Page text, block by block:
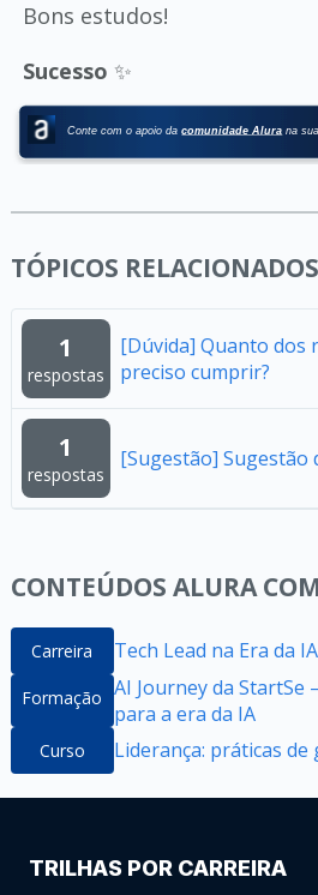
Bons estudos!
Sucesso ✨
TÓPICOS RELACIONADOS
1
respostas
[Dúvida] Quanto dos
preciso cumprir?
1
respostas
[Sugestão] Sugestão
CONTEÚDOS ALURA
Carreira Tech Lead na Era da IA
Formação AI Journey da
para a era da IA
Curso Liderança: práticas
TRILHAS POR CARREIRA